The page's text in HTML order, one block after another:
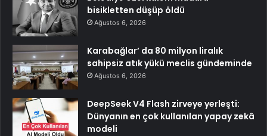
bisikletten düşüp öldü
Ağustos 6, 2026
Karabağlar’ da 80 milyon liralık
sahipsiz atık yükü meclis gündeminde
Ağustos 6, 2026
DeepSeek V4 Flash zirveye yerleşti:
Dünyanın en çok kullanılan yapay zekâ
modeli